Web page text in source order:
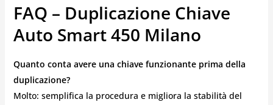
FAQ – Duplicazione Chiave
Auto Smart 450 Milano
Quanto conta avere una chiave funzionante prima della
duplicazione?
Molto: semplifica la procedura e migliora la stabilità del